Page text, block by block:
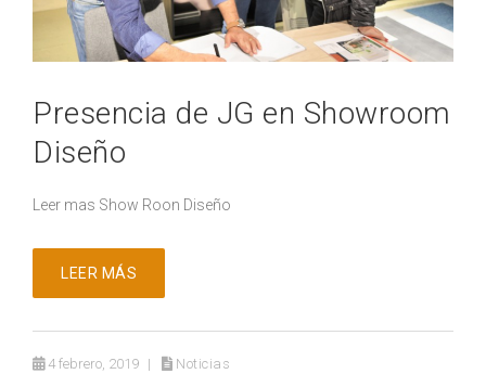
Presencia de JG en Showroom
Diseño
Leer mas Show Roon Diseño
LEER MÁS
4 febrero, 2019 Noticias